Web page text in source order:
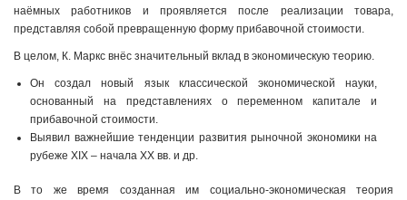
наёмных работников и проявляется после реализации товара,
представляя собой превращенную форму прибавочной стоимости.
В целом, К. Маркс внёс значительный вклад в экономическую теорию.
Он создал новый язык классической экономической науки,
основанный на представлениях о переменном капитале и
прибавочной стоимости.
Выявил важнейшие тенденции развития рыночной экономики на
рубеже XIX – начала ХХ вв. и др.
В то же время созданная им социально-экономическая теория